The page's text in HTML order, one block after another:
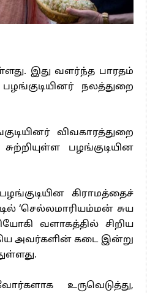
இது வளர்ந்த பாரதம்
நலத்துறை
விவகாரத்துறை
பழங்குடியின
கிராமத்தைச்
‘செல்லமாரியம்மன் சுய
வளாகத்தில் சிறிய
அவர்களின் கடை இன்று
உருவெடுத்து,